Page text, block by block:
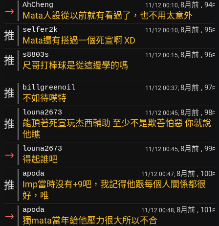
→ AhCheng 11/12 00:10, 8月前 , 94F
Mata人設從以前就有看過了，也不用太意外
推 selfer2k 11/12 00:10, 8月前 , 95F
Mata還有搭過一個死宣啊 XD
推 s8803s 11/12 00:15, 8月前 , 96F
尺哥打棒球是從這邊學的嗎
推 billgreenoil 11/12 00:37, 8月前 , 97F
不如待噗特
推
louna2673 11/12 00:45, 8月前 , 98F
能頂著死宣玩杰西輔助 至少不是欺善怕惡 你就說
他瞧
→ louna2673 11/12 00:45, 8月前 , 99F
得起誰吧
推
apoda 11/12 00:47, 8月前 , 100F
Imp當時沒有+9吧，我記得他跟每個人關係都很
好，唯
→ apoda 11/12 00:48, 8月前 , 101 F
獨mata當年給他壓力很大所以不合